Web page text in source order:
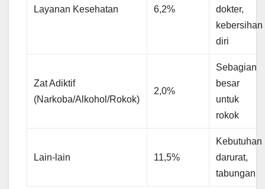
Layanan Kesehatan 6,2%
dokter,
kebersihan
diri
Zat Adiktif
(Narkoba/Alkohol/Rokok)
2,0%
Sebagian
besar
untuk
rokok
Lain-lain 11,5%
Kebutuhan
darurat,
tabungan